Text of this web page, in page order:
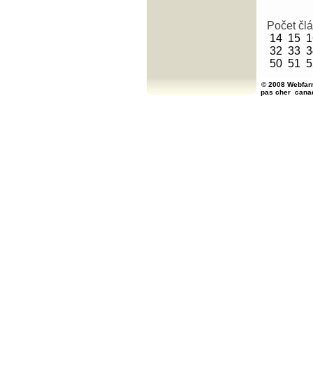
Počet
14 15
32 33
50 51
© 2008
pas cher